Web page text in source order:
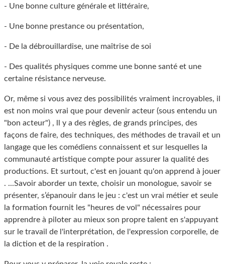
- Une bonne culture générale et littéraire,
- Une bonne prestance ou présentation,
- De la débrouillardise, une maîtrise de soi
- Des qualités physiques comme une bonne santé et une
certaine résistance nerveuse.
Or, même si vous avez des possibilités vraiment incroyables, il
est non moins vrai que pour devenir acteur (sous entendu un
"bon acteur") , ll y a des règles, de grands principes, des
façons de faire, des techniques, des méthodes de travail et un
langage que les comédiens connaissent et sur lesquelles la
communauté artistique compte pour assurer la qualité des
productions. Et surtout, c'est en jouant qu'on apprend à jouer
. ...Savoir aborder un texte, choisir un monologue, savoir se
présenter, s’épanouir dans le jeu : c'est un vrai métier et seule
la formation fournit les "heures de vol" nécessaires pour
apprendre à piloter au mieux son propre talent en s'appuyant
sur le travail de l'interprétation, de l'expression corporelle, de
la diction et de la respiration .